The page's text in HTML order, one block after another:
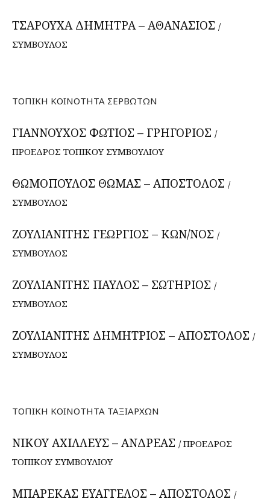
ΤΣΑΡΟΥΧΑ ΔΗΜΗΤΡΑ – ΑΘΑΝΑΣΙΟΣ /
ΣΥΜΒΟΥΛΟΣ
ΤΟΠΙΚΗ ΚΟΙΝΟΤΗΤΑ ΣΕΡΒΩΤΩΝ
ΓΙΑΝΝΟΥΧΟΣ ΦΩΤΙΟΣ – ΓΡΗΓΟΡΙΟΣ /
ΠΡΟΕΔΡΟΣ ΤΟΠΙΚΟΥ ΣΥΜΒΟΥΛΙΟΥ
ΘΩΜΟΠΟΥΛΟΣ ΘΩΜΑΣ – ΑΠΟΣΤΟΛΟΣ /
ΣΥΜΒΟΥΛΟΣ
ΖΟΥΛΙΑΝΙΤΗΣ ΓΕΩΡΓΙΟΣ – ΚΩΝ/ΝΟΣ /
ΣΥΜΒΟΥΛΟΣ
ΖΟΥΛΙΑΝΙΤΗΣ ΠΑΥΛΟΣ – ΣΩΤΗΡΙΟΣ /
ΣΥΜΒΟΥΛΟΣ
ΖΟΥΛΙΑΝΙΤΗΣ ΔΗΜΗΤΡΙΟΣ – ΑΠΟΣΤΟΛΟΣ /
ΣΥΜΒΟΥΛΟΣ
ΤΟΠΙΚΗ ΚΟΙΝΟΤΗΤΑ ΤΑΞΙΑΡΧΩΝ
ΝΙΚΟΥ ΑΧΙΛΛΕΥΣ – ΑΝΔΡΕΑΣ / ΠΡΟΕΔΡΟΣ
ΤΟΠΙΚΟΥ ΣΥΜΒΟΥΛΙΟΥ
ΜΠΑΡΕΚΑΣ ΕΥΑΓΓΕΛΟΣ – ΑΠΟΣΤΟΛΟΣ /